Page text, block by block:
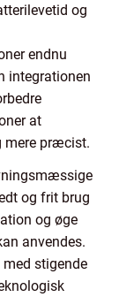
og
endnu
integrationen
at
mere præcist.
og frit brug
og øge
anvendes.
stigende